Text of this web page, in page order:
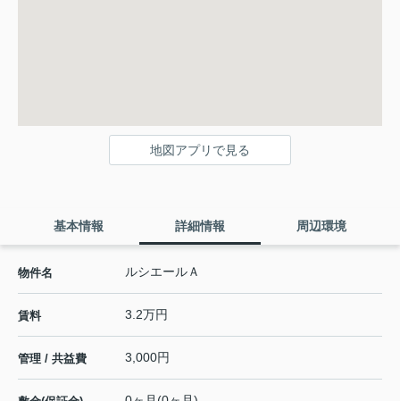
地図アプリで見る
基本情報 詳細情報 周辺環境
物件名 ルシエールＡ
賃料 3.2万円
管理 / 共益費 3,000円